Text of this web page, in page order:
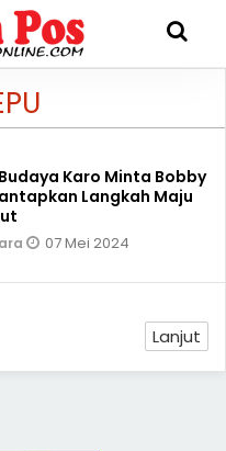
Karo Minta Bobby
Langkah Maju
07 Mei 2024
Lanjut